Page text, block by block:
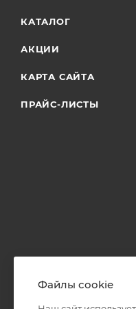
КАТАЛОГ
АКЦИИ
КАРТА САЙТА
ПРАЙС-ЛИСТЫ
Файлы cookie